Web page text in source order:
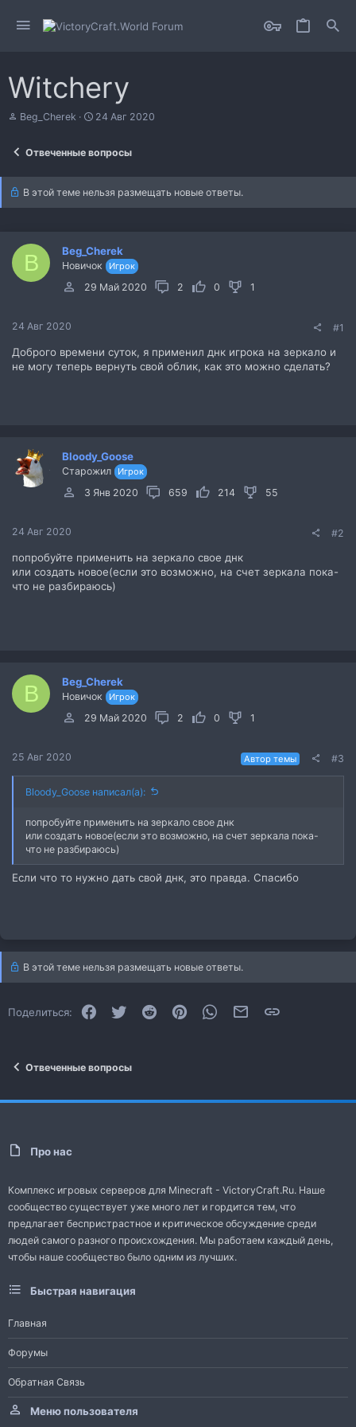
Witchery
А
е
м
Beg_Cherek
Д
а
ч
а
24 Авг 2020
Отвеченные вопросы
В этой теме нельзя размещать новые ответы.
B Beg_Cherek
Новичок Игрок
29 Май 2020 2 0 1
24 Авг 2020 #1
Доброго времени суток, я применил днк игрока на зеркало и
не могу теперь вернуть свой облик, как это можно сделать?
Bloody_Goose
Старожил Игрок
3 Янв 2020 659 214 55
24 Авг 2020 #2
попробуйте применить на зеркало свое днк
или создать новое(если это возможно, на счет зеркала пока-
что не разбираюсь)
B Beg_Cherek
Новичок Игрок
29 Май 2020 2 0 1
25 Авг 2020 Автор темы #3
Bloody_Goose написал(а):
попробуйте применить на зеркало свое днк
или создать новое(если это возможно, на счет зеркала пока-
что не разбираюсь)
Если что то нужно дать свой днк, это правда. Спасибо
В этой теме нельзя размещать новые ответы.
Поделиться: FacebookTwitter Reddit PinterestWhatsAppЭлектронная почта
Отвеченные вопросы
Про нас
Комплекс игровых серверов для Minecraft - VictoryCraft.Ru. Наше
сообщество существует уже много лет и гордится тем, что
предлагает беспристрастное и критическое обсуждение среди
людей самого разного происхождения. Мы работаем каждый день,
чтобы наше сообщество было одним из лучших.
Быстрая навигация
Главная
Форумы
Обратная Связь
Меню пользователя